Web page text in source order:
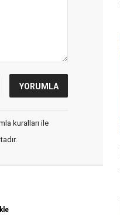
kuralları ile